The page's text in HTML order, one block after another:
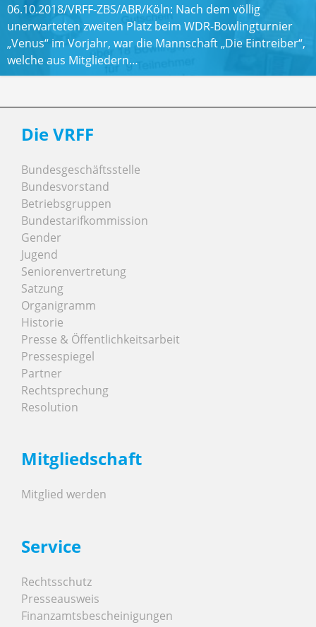
06.10.2018/VRFF-ZBS/ABR/Köln: Nach dem völlig
unerwarteten zweiten Platz beim WDR-Bowlingturnier
„Venus“ im Vorjahr, war die Mannschaft „Die Eintreiber“,
welche aus Mitgliedern…
Die VRFF
Bundesgeschäftsstelle
Bundesvorstand
Betriebsgruppen
Bundestarifkommission
Gender
Jugend
Seniorenvertretung
Satzung
Organigramm
Historie
Presse & Öffentlichkeitsarbeit
Pressespiegel
Partner
Rechtsprechung
Resolution
Mitgliedschaft
Mitglied werden
Service
Rechtsschutz
Presseausweis
Finanzamtsbescheinigungen